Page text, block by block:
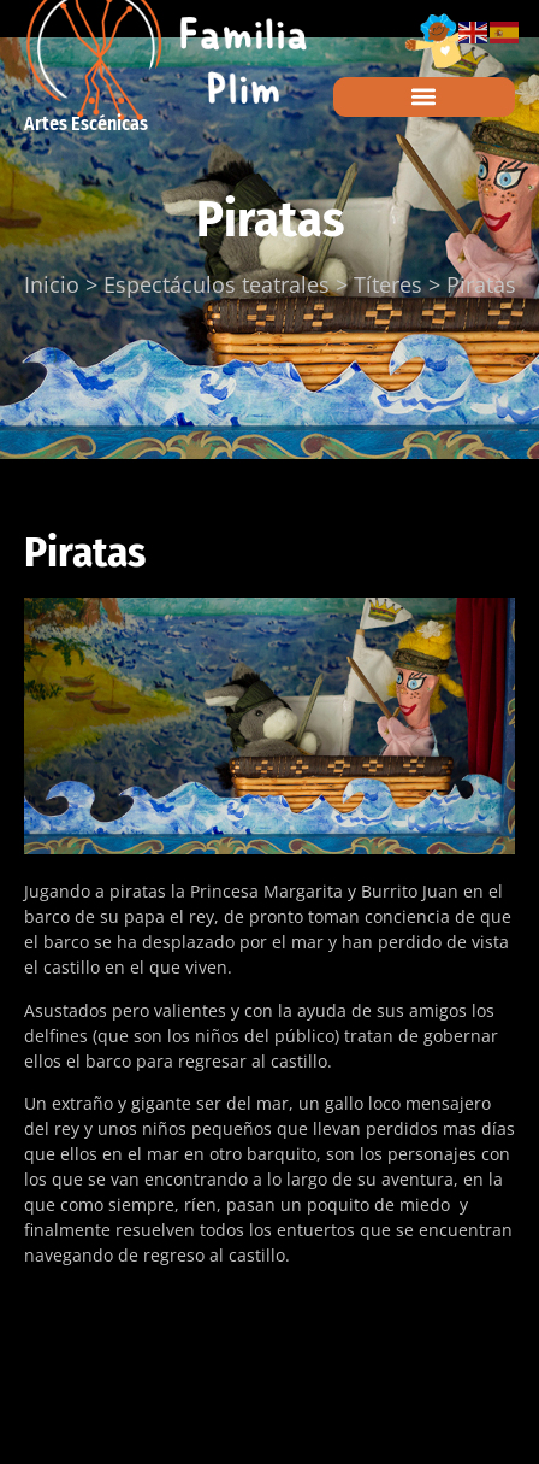
Artes Escénicas
Piratas
Inicio>Espectáculos teatrales>Títeres> Piratas
Piratas
Jugando a piratas la Princesa Margarita y Burrito Juan en el
barco de su papa el rey, de pronto toman conciencia de que
el barco se ha desplazado por el mar y han perdido de vista
el castillo en el que viven.
Asustados pero valientes y con la ayuda de sus amigos los
delfines (que son los niños del público) tratan de gobernar
ellos el barco para regresar al castillo.
Un extraño y gigante ser del mar, un gallo loco mensajero
del rey y unos niños pequeños que llevan perdidos mas días
que ellos en el mar en otro barquito, son los personajes con
los que se van encontrando a lo largo de su aventura, en la
que como siempre, ríen, pasan un poquito de miedo y
finalmente resuelven todos los entuertos que se encuentran
navegando de regreso al castillo.